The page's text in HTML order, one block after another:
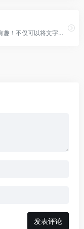
文字转语音生成器，让你的文字更生动有趣！不仅可以将文字转化为声音，还能让标点符号发挥出独特的作用。快来体验吧！
发表评论